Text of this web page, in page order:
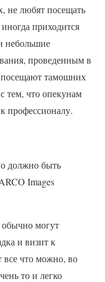
не любят посещать
приходится
небольшие
проведенным в
тамошних
тем, что опекунам
профессионалу.
должно быть
Images
могут
и визит к
что можно, во
то и легко